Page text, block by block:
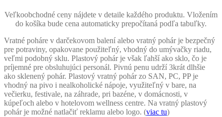
Veľkoobchodné ceny nájdete v detaile každého produktu. Vložením
do košíka bude cena automaticky prepočítaná podľa tabuľky.
Vratné poháre v darčekovom balení alebo vratný pohár je bezpečný
pre potraviny, opakovane použiteľný, vhodný do umývačky riadu,
veľmi podobný sklu. Plastový pohár je však ľahší ako sklo, čo je
príjemné pre obsluhujúci personál. Pivnú penu udrží 3krát dlhšie
ako sklenený pohár. Plastový vratný pohár zo SAN, PC, PP je
vhodný na pivo i nealkoholické nápoje, využiteľný v bare, na
večierku, festivale, na záhrade, pri bazéne, v domácnosti, v
kúpeľoch alebo v hotelovom wellness centre. Na vratný plastový
pohár je možné natlačiť reklamu alebo logo. (viac tu)